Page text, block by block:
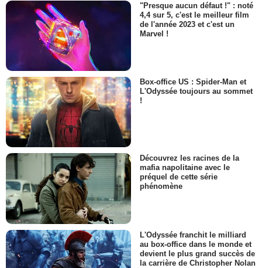
"Presque aucun défaut !" : noté
4,4 sur 5, c'est le meilleur film
de l'année 2023 et c'est un
Marvel !
Box-office US : Spider-Man et
L'Odyssée toujours au sommet
!
Découvrez les racines de la
mafia napolitaine avec le
préquel de cette série
phénomène
L'Odyssée franchit le milliard
au box-office dans le monde et
devient le plus grand succès de
la carrière de Christopher Nolan